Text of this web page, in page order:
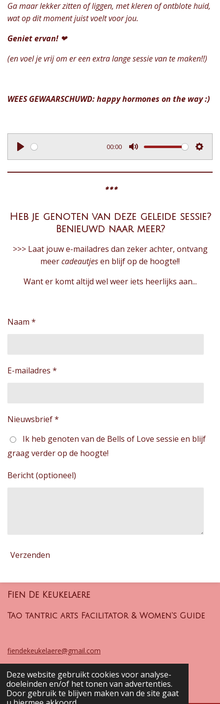
Deze website gebruikt cookies voor analyse-
doeleinden en/of het tonen van advertenties.
Door gebruik te blijven maken van de site gaat
Ga maar lekker zitten of liggen, met kleren of ontblote huid,
wat op dit moment juist voelt voor jou.
Genietervan! ❤
(en voel je vrij om er een extra lange sessie van te maken!!)
WEES GEWAARSCHUWD: happy hormones on the way :)
P
l
00:00
M
u
S
e
i
s
***
Heb je genoten van deze geleide sessie?
Benieuwd naar meer?
>>> Laat jouw e-mailadres dan zeker achter, ontvang
meercadeautjesen blijf op de hoogte!!
Want er komt altijd wel weer iets heerlijks aan...
Naam *
E-mailadres *
Nieuwsbrief *
Ik heb genoten van de Bells of Love sessie en blijf
graag verder op de hoogte!
Bericht (optioneel)
Verzenden
Fien De Keukelaere
Tao tantric arts Facilitator & Women's Guide
fiendekeukelaere@gmail.com
© 2025 Fien De Keukelaere
Powered byJouwWeb